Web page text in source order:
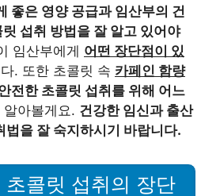
좋은 영양 공급과 임산부의 건
섭취 방법을 잘 알고 있어야
임산부에게 어떤 장단점이 있
. 또한 초콜릿 속 카페인 함량
전한 초콜릿 섭취를 위해 어느
알아볼게요. 건강한 임신과 출산
법을 잘 숙지하시기 바랍니다.
초콜릿 섭취의 장단